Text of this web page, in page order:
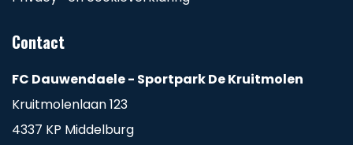
Contact
FC Dauwendaele - Sportpark De Kruitmolen
Kruitmolenlaan 123
4337 KP Middelburg